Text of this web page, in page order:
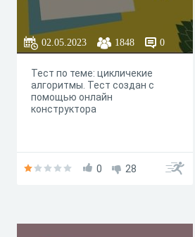
02.05.2023 1848 0
Тест по теме: цикличекие
алгоритмы. Тест создан с
помощью онлайн
конструктора
0 28